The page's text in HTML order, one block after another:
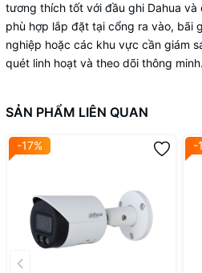
tương thích tốt với đầu ghi Dahua và
phù hợp lắp đặt tại cổng ra vào, bãi
nghiệp hoặc các khu vực cần giám
quét linh hoạt và theo dõi thông minh.
SẢN PHẨM LIÊN QUAN
-17% -